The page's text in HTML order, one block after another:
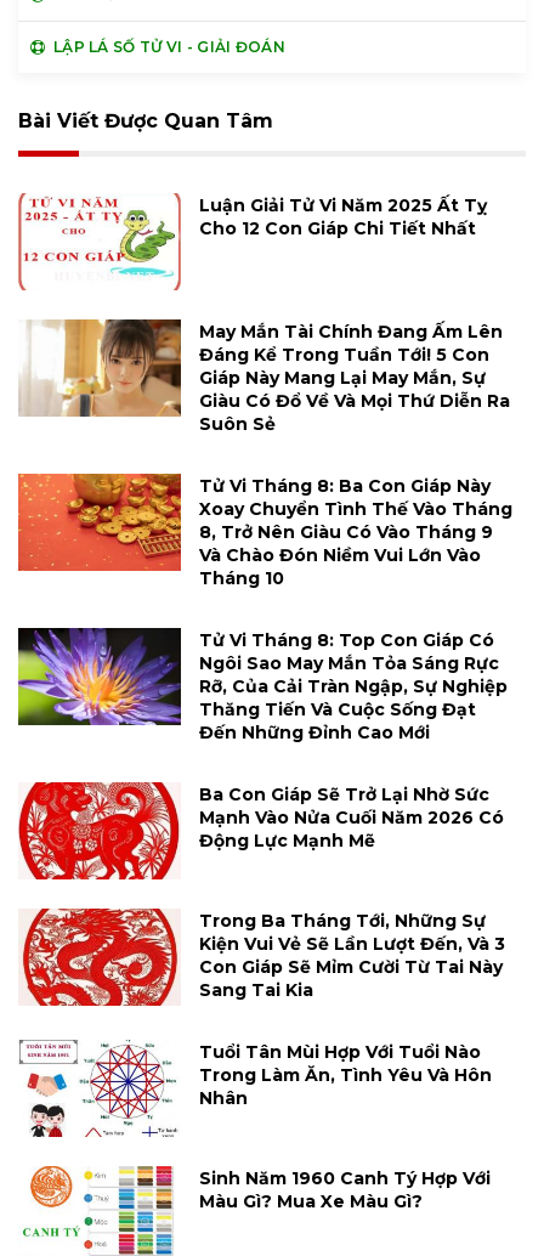
LẬP LÁ SỐ TỬ VI - GIẢI ĐOÁN
Bài Viết Được Quan Tâm
Luận Giải Tử Vi Năm 2025 Ất Tỵ
Cho 12 Con Giáp Chi Tiết Nhất
May Mắn Tài Chính Đang Ấm Lên
Đáng Kể Trong Tuần Tới! 5 Con
Giáp Này Mang Lại May Mắn, Sự
Giàu Có Đổ Về Và Mọi Thứ Diễn Ra
Suôn Sẻ
Tử Vi Tháng 8: Ba Con Giáp Này
Xoay Chuyển Tình Thế Vào Tháng
8, Trở Nên Giàu Có Vào Tháng 9
Và Chào Đón Niềm Vui Lớn Vào
Tháng 10
Tử Vi Tháng 8: Top Con Giáp Có
Ngôi Sao May Mắn Tỏa Sáng Rực
Rỡ, Của Cải Tràn Ngập, Sự Nghiệp
Thăng Tiến Và Cuộc Sống Đạt
Đến Những Đỉnh Cao Mới
Ba Con Giáp Sẽ Trở Lại Nhờ Sức
Mạnh Vào Nửa Cuối Năm 2026 Có
Động Lực Mạnh Mẽ
Trong Ba Tháng Tới, Những Sự
Kiện Vui Vẻ Sẽ Lần Lượt Đến, Và 3
Con Giáp Sẽ Mỉm Cười Từ Tai Này
Sang Tai Kia
Tuổi Tân Mùi Hợp Với Tuổi Nào
Trong Làm Ăn, Tình Yêu Và Hôn
Nhân
Sinh Năm 1960 Canh Tý Hợp Với
Màu Gì? Mua Xe Màu Gì?